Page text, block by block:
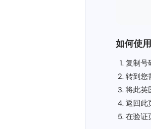
如何使
复制号
转到您
将此英
返回此
在验证